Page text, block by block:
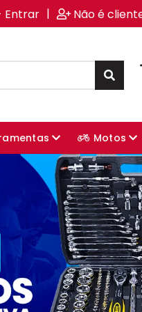
Entrar | Não é
Motos